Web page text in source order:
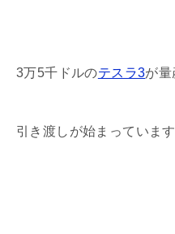
3万5千ドルのテスラ3が量
引き渡しが始まっています